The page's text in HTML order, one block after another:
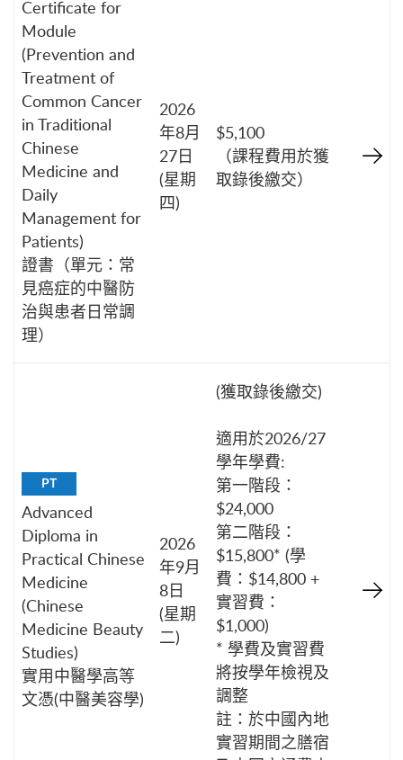
Certificate for
Module
(Prevention and
Treatment of
Common Cancer
in Traditional
Chinese
Medicine and
Daily
Management for
Patients)
證書（單元：常
見癌症的中醫防
治與患者日常調
理）
2026
年8月
27日
(星期
四)
$5,100
（課程費用於獲
取錄後繳交）
PT
Advanced
Diploma in
Practical Chinese
Medicine
(Chinese
Medicine Beauty
Studies)
實用中醫學高等
文憑(中醫美容學)
2026
年9月
8日
(星期
二)
(獲取錄後繳交)
適用於2026/27
學年學費:
第一階段：
$24,000
第二階段：
$15,800* (學
費：$14,800 +
實習費：
$1,000)
* 學費及實習費
將按學年檢視及
調整
註：於中國內地
實習期間之膳宿